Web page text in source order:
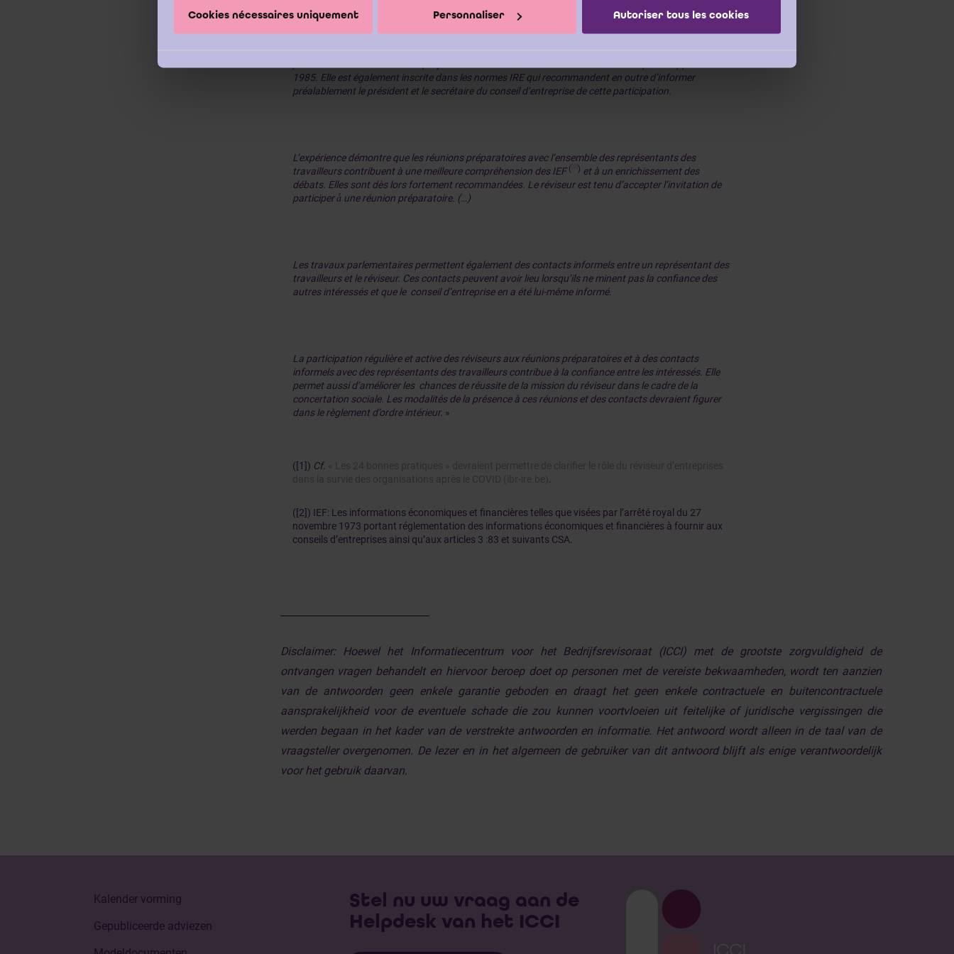
Cookies nécessaires uniquement Personnaliser Autoriser tous les cookies
1985. Elle est également inscrite dans les normes IRE qui recommandent en outre d’informer
préalablement le président et le secrétaire du conseil d’entreprise de cette participation.
L’expérience démontre que les réunions préparatoires avec l’ensemble des représentants des
travailleurs contribuent à une meilleure compréhension des IEF( ) et à un enrichissement des
débats. Elles sont dès lors fortement recommandées. Le réviseur est tenu d’accepter l’invitation de
participer à̀ une réunion préparatoire. (…)
Les travaux parlementaires permettent également des contacts informels entre un représentant des
travailleurs et le réviseur. Ces contacts peuvent avoir lieu lorsqu’ils ne minent pas la confiance des
autres intéressés et que le conseil d’entreprise en a été lui-même informé.
La participation régulière et active des réviseurs aux réunions préparatoires et à des contacts
informels avec des représentants des travailleurs contribue à la confiance entre les intéressés. Elle
permet aussi d’améliorer les chances de réussite de la mission du réviseur dans le cadre de la
concertation sociale. Les modalités de la présence à ces réunions et des contacts devraient figurer
dans le règlement d’ordre intérieur. »
([1]) Cf. « Les 24 bonnes pratiques » devraient permettre de clarifier le rôle du réviseur d’entreprises
dans la survie des organisations après le COVID (ibr-ire.be)
([2]) IEF: Les informations économiques et financières telles que visées par l’arrêté royal du 27
novembre 1973 portant réglementation des informations économiques et financières à fournir aux
conseils d’entreprises ainsi qu’aux articles 3 :83 et suivants CSA.
Disclaimer: Hoewel het Informatiecentrum voor het Bedrijfsrevisoraat (ICCI) met de grootste zorgvuldigheid de
ontvangen vragen behandelt en hiervoor beroep doet op personen met de vereiste bekwaamheden, wordt ten aanzien
van de antwoorden geen enkele garantie geboden en draagt het geen enkele contractuele en buitencontractuele
aansprakelijkheid voor de eventuele schade die zou kunnen voortvloeien uit feitelijke of juridische vergissingen die
werden begaan in het kader van de verstrekte antwoorden en informatie. Het antwoord wordt alleen in de taal van de
vraagsteller overgenomen. De lezer en in het algemeen de gebruiker van dit antwoord blijft als enige verantwoordelijk
voor het gebruik daarvan.
Kalender vorming
Gepubliceerde adviezen
Stel nu uw vraag aan de
Helpdesk van het ICCI